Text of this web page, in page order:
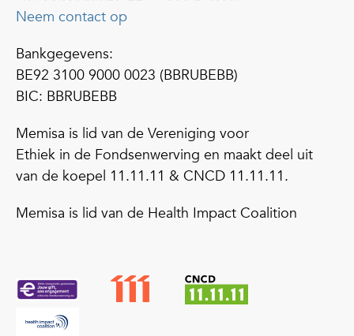
Neem contact op
Bankgegevens:
BE92 3100 9000 0023 (BBRUBEBB)
BIC: BBRUBEBB
Memisa is lid van de Vereniging voor
Ethiek in de Fondsenwerving en maakt deel uit
van de koepel 11.11.11 & CNCD 11.11.11.
Memisa is lid van de Health Impact Coalition